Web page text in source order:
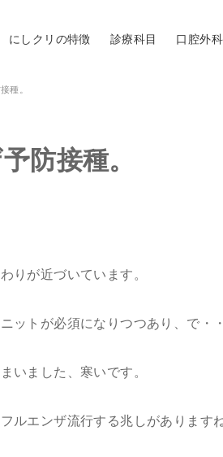
にしクリの特徴 診療科目 口腔外科
種。
防接種。
りが近づいています。
ットが必須になりつつあり、で・・
いました、寒いです。
ルエンザ流行する兆しがありますね